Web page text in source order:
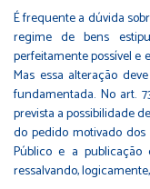
É frequente a dúvida
regime de bens
perfeitamente possível e
Mas essa alteração
fundamentada. No art.
prevista a possibilidade
do pedido motivado
Público e a
ressalvando,